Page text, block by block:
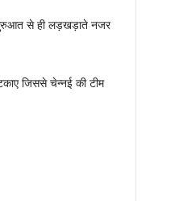
से ही लड़खड़ाते नजर
जिससे चेन्नई की टीम